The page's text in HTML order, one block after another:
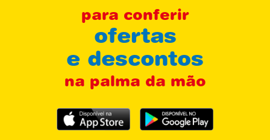
para conferir
ofertas
e descontos
na palma da mão